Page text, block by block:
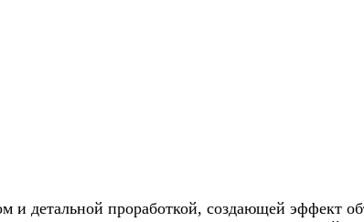
и детальной проработкой, создающей эффект